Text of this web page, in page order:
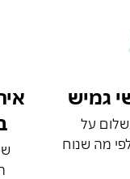
גמיש
על
מה שנוח